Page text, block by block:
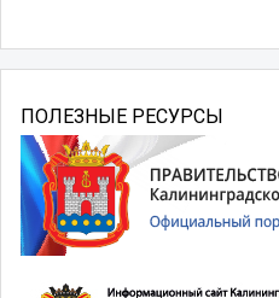
ПОЛЕЗНЫЕ РЕСУРСЫ